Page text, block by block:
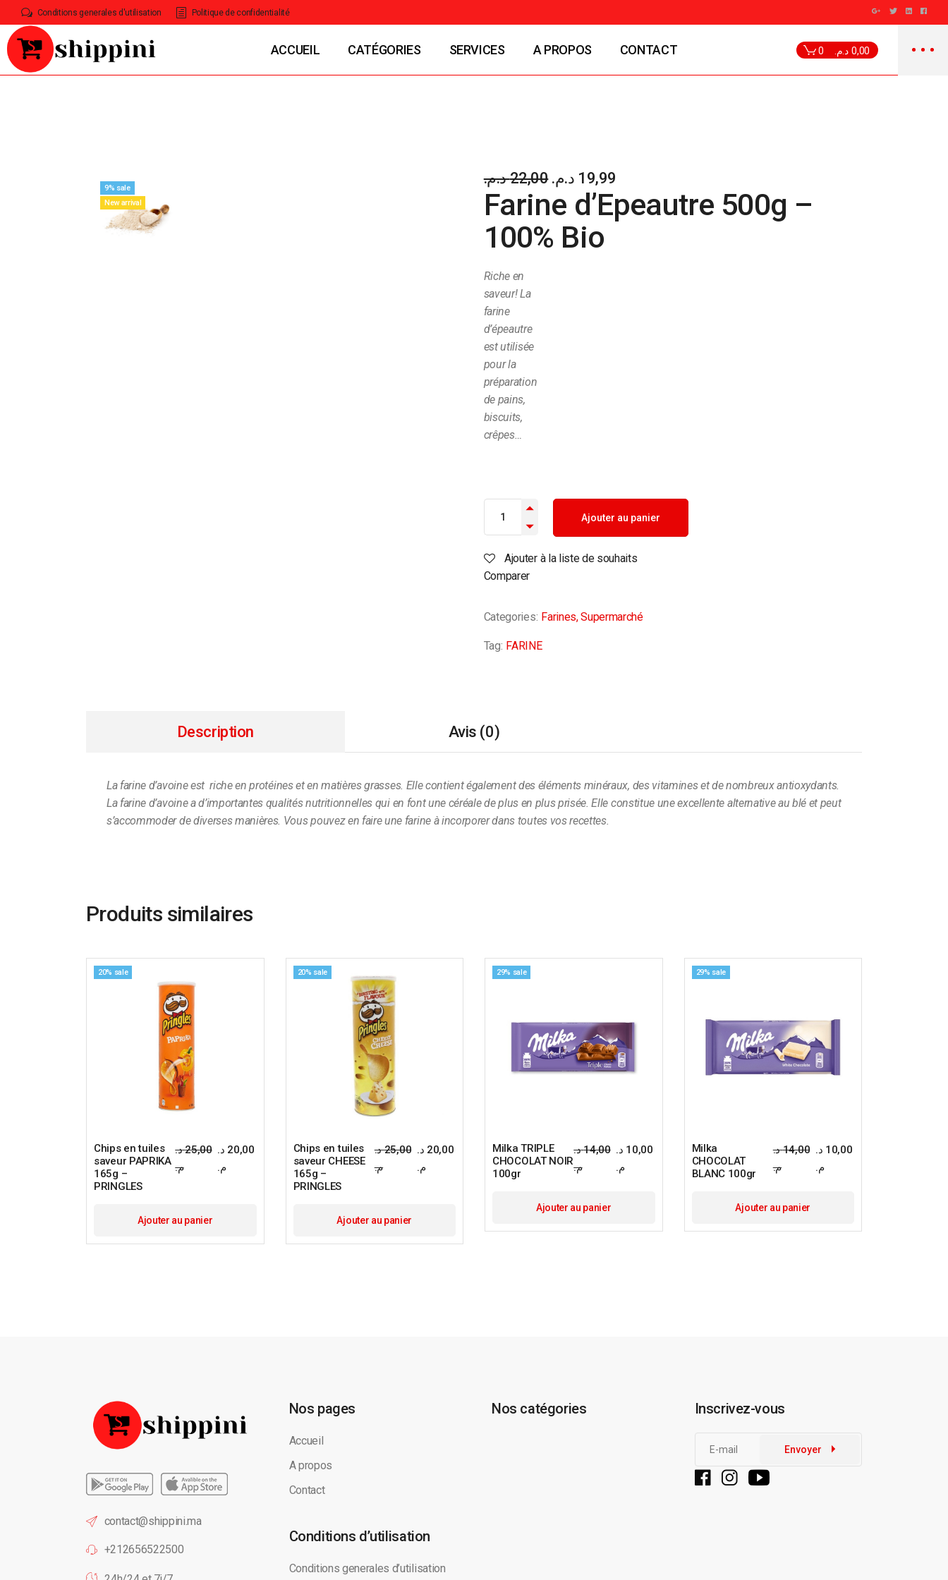
Conditions generales d'utilisation Politique de confidentialité
ACCUEIL CATÉGORIES SERVICES
SHIPPINI
PNEUMATIQUE
SHIPPINI BRICOLAGE
SHIPPINI NUTRITION
A PROPOS CONTACT 0 0,00 د.م.
9% sale
New arrival
22,00د.م. 19,99 د.م.
Farine d’Epeautre 500g –
100% Bio
Riche en
saveur! La
farine
d’épeautre
est utilisée
pour la
préparation
de pains,
biscuits,
crêpes…
Ajouter au panier
Ajouter à la liste de souhaits
Comparer
Categories: Farines,Supermarché
Tag: FARINE
Description Avis (0)
La farine d’avoine est riche en protéines et en matières grasses. Elle contient également des éléments minéraux, des vitamines et de nombreux antioxydants.
La farine d’avoine a d’importantes qualités nutritionnelles qui en font une céréale de plus en plus prisée. Elle constitue une excellente alternative au blé et peut
s’accommoder de diverses manières. Vous pouvez en faire une farine à incorporer dans toutes vos recettes.
Produits similaires
20% sale
Chips en tuiles
saveur PAPRIKA
165g –
PRINGLES
25,00 د.
م.
20,00 د.
م.
Ajouter au panier
20% sale
Chips en tuiles
saveur CHEESE
165g –
PRINGLES
25,00 د.
م.
20,00 د.
م.
Ajouter au panier
29% sale
Milka TRIPLE
CHOCOLAT NOIR
100gr
14,00 د.
م.
10,00 د.
م.
Ajouter au panier
29% sale
Milka
CHOCOLAT
BLANC 100gr
14,00 د.
م.
10,00 د.
م.
Ajouter au panier
contact@shippini.ma
+212656522500
Nos pages
Accueil
A propos
Contact
Conditions d’utilisation
Conditions generales d’utilisation
Nos catégories Inscrivez-vous
Envoyer